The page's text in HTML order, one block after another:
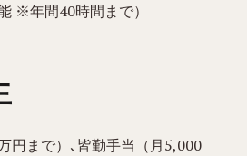
※年間40時間まで）
円まで）､皆勤手当（月5,000